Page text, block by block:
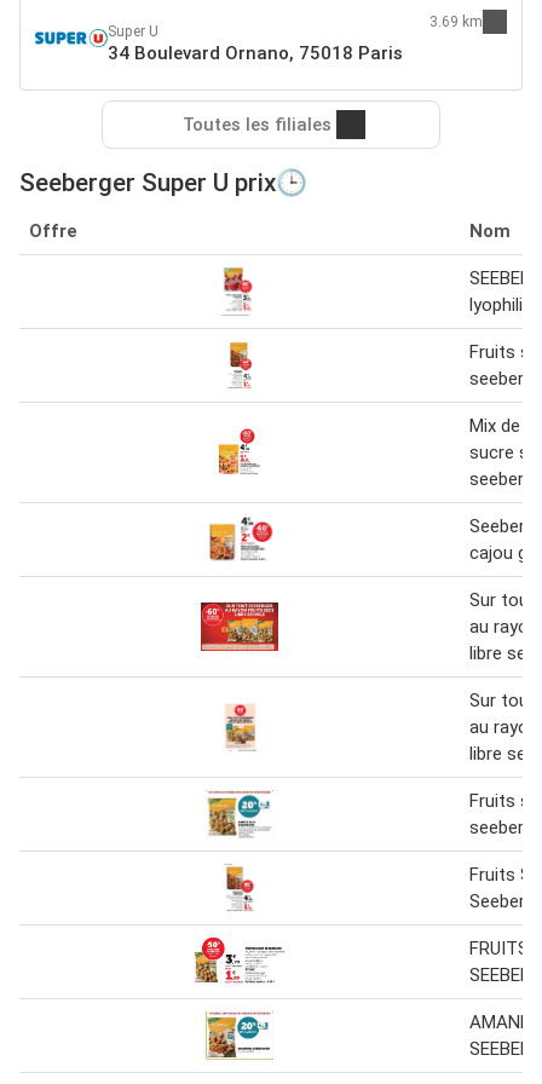
Super U
34 Boulevard Ornano, 75018 Paris
3.69 km
Toutes les filiales
Seeberger Super U prix🕒
Offre Nom
Fruits
Mix de
sucre
cajou
Sur tout
au
libre
Sur tout
au
libre
Fruits
Fruits
FRUITS